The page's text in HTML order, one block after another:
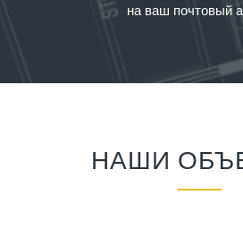
на ваш почтовый
НАШИ